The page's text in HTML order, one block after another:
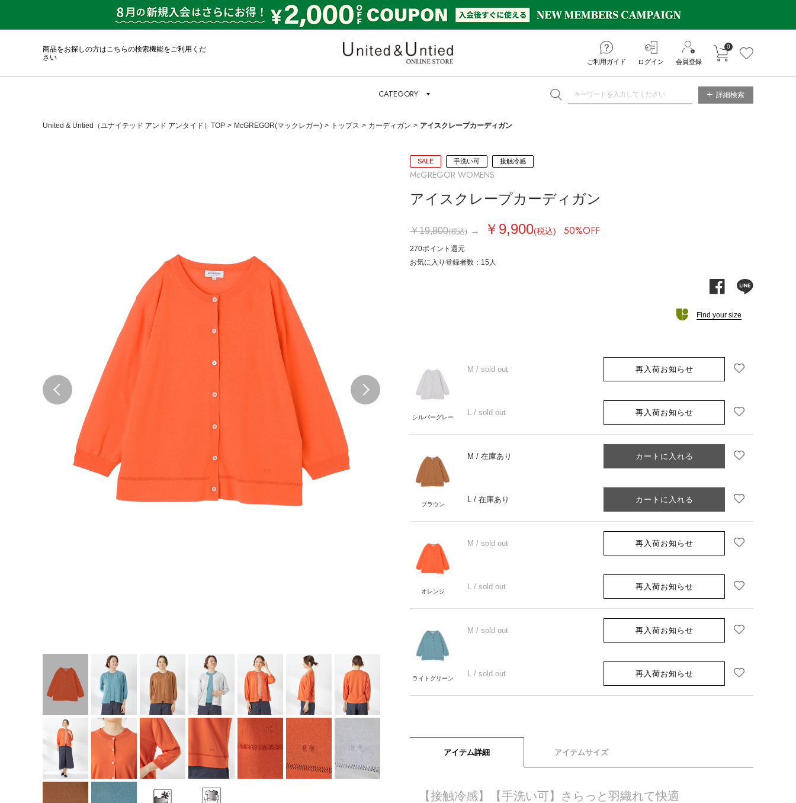
商品をお探しの方はこちらの検索機能をご利用くだ
さい
ご利用ガイド ログイン 会員登録
カートに入れる
0
CATEGORY 詳細検索
United & Untied（ユナイテッド アンド アンタイド）TOP McGREGOR(マックレガー) トップス カーディガン アイスクレープカーディガン
Previous
SALE 手洗い可 接触冷感
McGREGOR WOMENS
アイスクレープカーディガン
￥19,800(税込) → ￥9,900(税込) 50%OFF
270ポイント 還元
お気に入り登録者数 ： 15 人
facebook
Find your size
シルバーグレー
M / sold out 再入荷お知らせ
L / sold out 再入荷お知らせ
ブラウン
M / 在庫あり カートに入れる
L / 在庫あり カートに入れる
オレンジ
M / sold out 再入荷お知らせ
L / sold out 再入荷お知らせ
ライトグリーン
M / sold out 再入荷お知らせ
L / sold out 再入荷お知らせ
アイテム詳細 アイテムサイズ
【接触冷感】【手洗い可】さらっと羽織れて快適